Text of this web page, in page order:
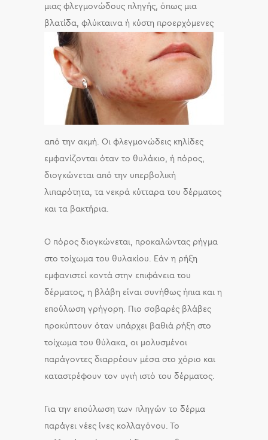
μιας φλεγμονώδους πληγής, όπως μια
βλατίδα, φλύκταινα ή κύστη προερχόμενες
από την ακμή. Οι φλεγμονώδεις κηλίδες
εμφανίζονται όταν το θυλάκιο, ή πόρος,
διογκώνεται από την υπερβολική
λιπαρότητα, τα νεκρά κύτταρα του δέρματος
και τα βακτήρια.
Ο πόρος διογκώνεται, προκαλώντας ρήγμα
στο τοίχωμα του θυλακίου. Εάν η ρήξη
εμφανιστεί κοντά στην επιφάνεια του
δέρματος, η βλάβη είναι συνήθως ήπια και η
επούλωση γρήγορη. Πιο σοβαρές βλάβες
προκύπτουν όταν υπάρχει βαθιά ρήξη στο
τοίχωμα του θύλακα, οι μολυσμένοι
παράγοντες διαρρέουν μέσα στο χόριο και
καταστρέφουν τον υγιή ιστό του δέρματος.
Για την επούλωση των πληγών το δέρμα
παράγει νέες ίνες κολλαγόνου. Το